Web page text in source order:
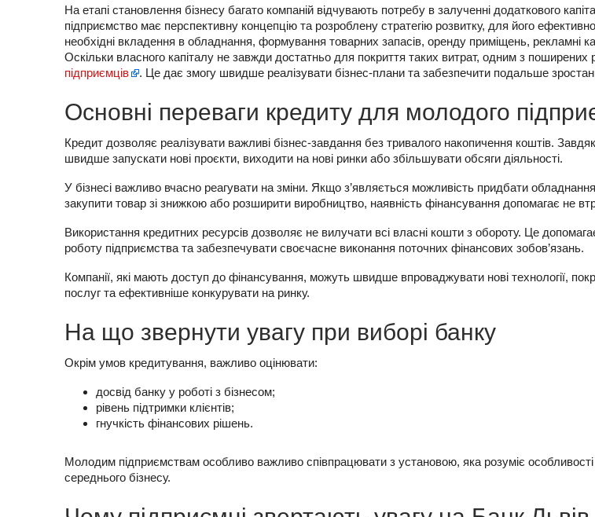
На етапі становлення бізнесу багато компаній відчувають потребу в залученні додаткового
підприємство має перспективну концепцію та розроблену стратегію розвитку, для його
необхідні вкладення в обладнання, формування товарних запасів, оренду приміщень, рекламні
Оскільки власного капіталу не завжди достатньо для покриття таких витрат, одним з поширених
підприємців
. Це дає змогу швидше реалізувати бізнес-плани та забезпечити подальше
Основні переваги кредиту для молодого
Кредит дозволяє реалізувати важливі бізнес-завдання без тривалого накопичення коштів.
швидше запускати нові проєкти, виходити на нові ринки або збільшувати обсяги діяльності.
У бізнесі важливо вчасно реагувати на зміни. Якщо з’являється можливість придбати
закупити товар зі знижкою або розширити виробництво, наявність фінансування допомагає не
Використання кредитних ресурсів дозволяє не вилучати всі власні кошти з обороту. Це
роботу підприємства та забезпечувати своєчасне виконання поточних фінансових зобов’язань.
Компанії, які мають доступ до фінансування, можуть швидше впроваджувати нові технології,
послуг та ефективніше конкурувати на ринку.
На що звернути увагу при виборі банку
Окрім умов кредитування, важливо оцінювати:
досвід банку у роботі з бізнесом;
рівень підтримки клієнтів;
гнучкість фінансових рішень.
Молодим підприємствам особливо важливо співпрацювати з установою, яка розуміє
середнього бізнесу.